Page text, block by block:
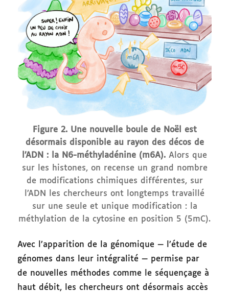
Figure 2. Une nouvelle boule de Noël est
désormais disponible au rayon des décos de
l’ADN : la N6-méthyladénine (m6A). Alors que
sur les histones, on recense un grand nombre
de modifications chimiques différentes, sur
l’ADN les chercheurs ont longtemps travaillé
sur une seule et unique modification : la
méthylation de la cytosine en position 5 (5mC).
Avec l’apparition de la génomique — l’étude de
génomes dans leur intégralité — permise par
de nouvelles méthodes comme le séquençage à
haut débit, les chercheurs ont désormais accès